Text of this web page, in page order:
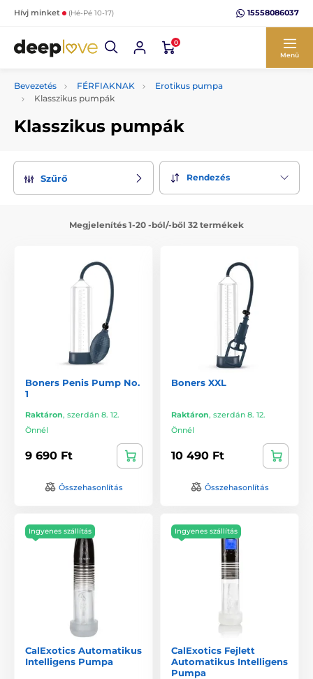
Hívj minket (Hé-Pé 10-17) 15558086037
0
Menü
Bevezetés FÉRFIAKNAK
Erotikus pumpa
Klasszikus pumpák
Klasszikus pumpák
Szűrő Rendezés
Megjelenítés 1-20 -ból/-ből 32 termékek
Boners Penis Pump No.
1
Raktáron, szerdán 8. 12.
Önnél
9 690 Ft
Összehasonlítás
Boners XXL
Raktáron, szerdán 8. 12.
Önnél
10 490 Ft
Összehasonlítás
Ingyenes szállítás
CalExotics Automatikus
Intelligens Pumpa
Ingyenes szállítás
CalExotics Fejlett
Automatikus Intelligens
Pumpa